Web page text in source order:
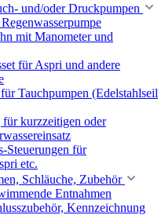
und/oder Druckpumpen
mit Manometer und
für Aspri und andere
Tauchpumpen (Edelstahlseil
kurzzeitigen oder
Steuerungen für
etc.
Schläuche, Zubehör
Entnahmen
Kennzeichnung